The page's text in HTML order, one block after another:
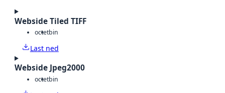
Webside Tiled TIFF
octetbin
Last ned
Webside Jpeg2000
octetbin